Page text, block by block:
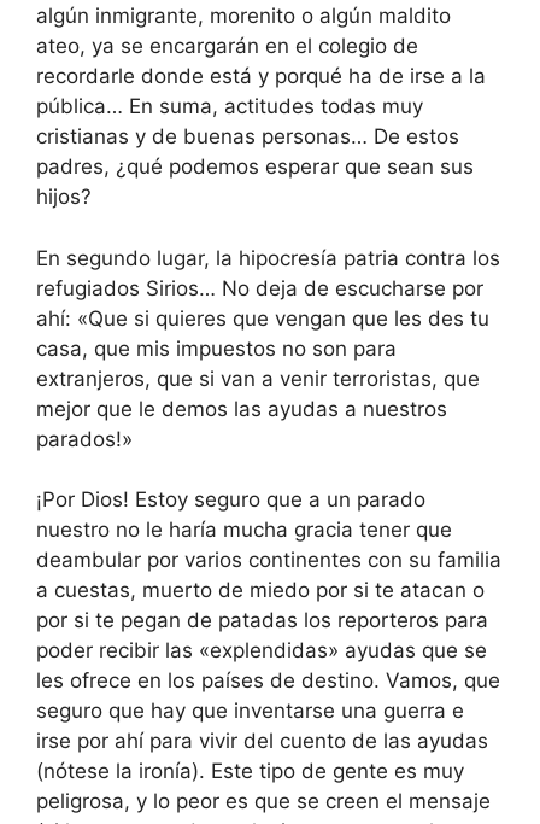
algún inmigrante, morenito o algún maldito
ateo, ya se encargarán en el colegio de
recordarle donde está y porqué ha de irse a la
pública… En suma, actitudes todas muy
cristianas y de buenas personas… De estos
padres, ¿qué podemos esperar que sean sus
hijos?
En segundo lugar, la hipocresía patria contra los
refugiados Sirios… No deja de escucharse por
ahí: «Que si quieres que vengan que les des tu
casa, que mis impuestos no son para
extranjeros, que si van a venir terroristas, que
mejor que le demos las ayudas a nuestros
parados!»
¡Por Dios! Estoy seguro que a un parado
nuestro no le haría mucha gracia tener que
deambular por varios continentes con su familia
a cuestas, muerto de miedo por si te atacan o
por si te pegan de patadas los reporteros para
poder recibir las «explendidas» ayudas que se
les ofrece en los países de destino. Vamos, que
seguro que hay que inventarse una guerra e
irse por ahí para vivir del cuento de las ayudas
(nótese la ironía). Este tipo de gente es muy
peligrosa, y lo peor es que se creen el mensaje